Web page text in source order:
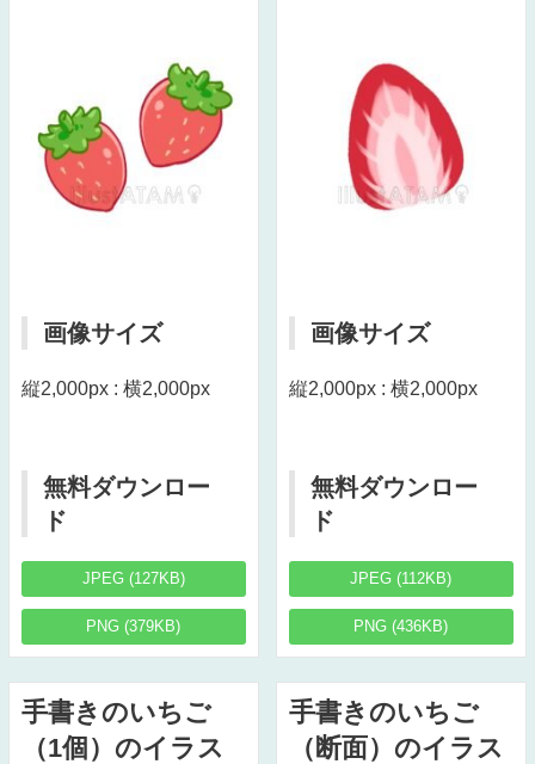
画像サイズ
縦2,000px : 横2,000px
無料ダウンロー
ド
JPEG (127KB)
PNG (379KB)
画像サイズ
縦2,000px : 横2,000px
無料ダウンロー
ド
JPEG (112KB)
PNG (436KB)
手書きのいちご
（1個）のイラス
手書きのいちご
（断面）のイラス